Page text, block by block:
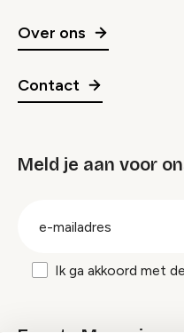
Over ons
Contact
Meld je aan voor
Ik ga akkoord met de